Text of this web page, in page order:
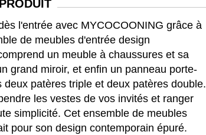
l'entrée avec MYCOCOONING grâce à
de meubles d'entrée design
un meuble à chaussures et sa
grand miroir, et enfin un panneau porte-
deux patères triple et deux patères double.
les vestes de vos invités et ranger
simplicité. Cet ensemble de meubles
pour son design contemporain épuré.